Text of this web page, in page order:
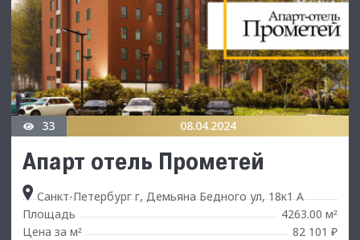
33 08.04.2024
Апарт отель Прометей
Санкт-Петербург г, Демьяна Бедного ул, 18к1 А
Площадь
4263.00 м²
Цена за м²
82 101 ₽